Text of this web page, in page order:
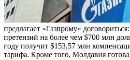
предлагает «Газпрому»
претензий на более чем $700 млн
году получит $153,57 млн
тарифа. Кроме того, Молдавия готова